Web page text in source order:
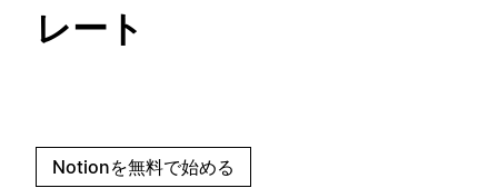
レート
Notionを無料で始める